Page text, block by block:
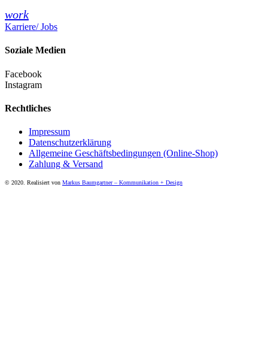
work
Karriere/ Jobs
Soziale Medien
Facebook
Instagram
Rechtliches
Impressum
Datenschutzerklärung
Allgemeine Geschäftsbedingungen (Online-Shop)
Zahlung & Versand
© 2020. Realisiert von Markus Baumgartner – Kommunikation + Design